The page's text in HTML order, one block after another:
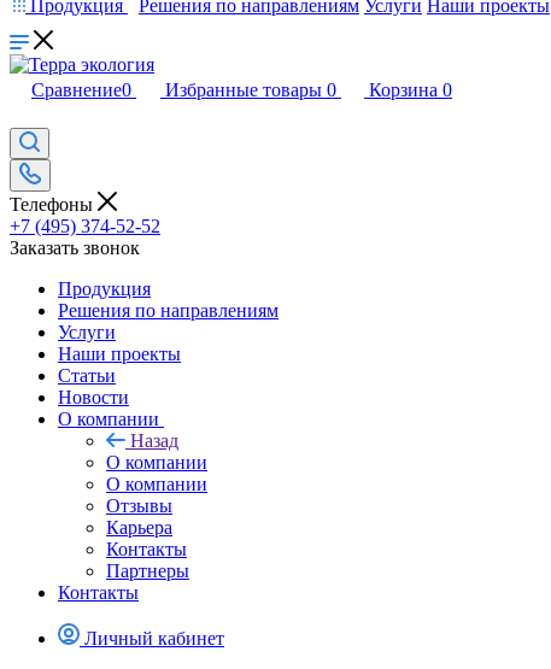
Продукция
Решения по направлениям Услуги Наши проекты
Сравнение0 Избранные товары 0 Корзина 0
Телефоны
+7 (495) 374-52-52
Заказать звонок
Продукция
Решения по направлениям
Услуги
Наши проекты
Статьи
Новости
О компании
Назад
О компании
О компании
Отзывы
Карьера
Контакты
Партнеры
Контакты
Личный кабинет